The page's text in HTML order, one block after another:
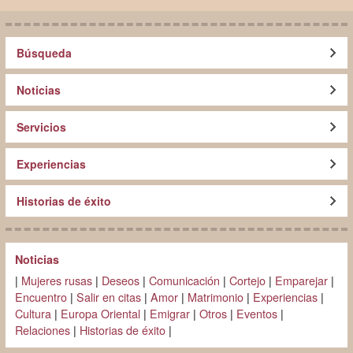
Búsqueda
Noticias
Servicios
Experiencias
Historias de éxito
Noticias
| Mujeres rusas| Deseos| Comunicación | Cortejo| Emparejar|
Encuentro| Salir en citas| Amor| Matrimonio| Experiencias|
Cultura| Europa Oriental| Emigrar| Otros| Eventos|
Relaciones| Historias de éxito|